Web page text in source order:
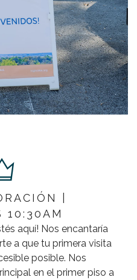
|
10:30AM
aquí! Nos encantaría
a que tu primera visita
posible. Nos
en el primer piso a